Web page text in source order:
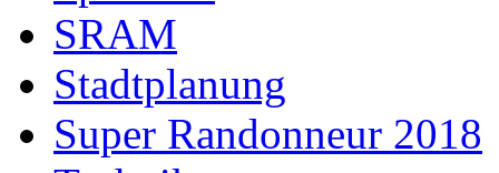
SRAM
Stadtplanung
Super Randonneur 2018